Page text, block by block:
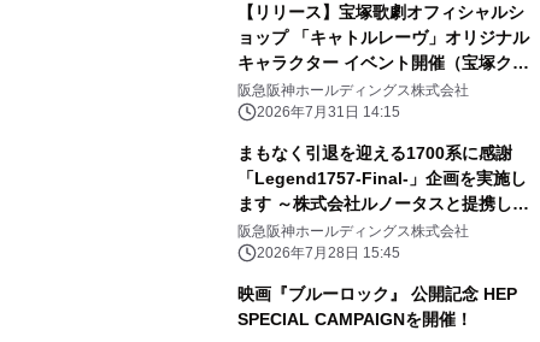
【リリース】宝塚歌劇オフィシャルシ
ョップ 「キャトルレーヴ」オリジナル
キャラクター イベント開催（宝塚クリ
エイティブアーツ）
阪急阪神ホールディングス株式会社
2026年7月31日 14:15
まもなく引退を迎える1700系に感謝
「Legend1757-Final-」企画を実施し
ます ～株式会社ルノータスと提携し
「Legend1757記念腕時計」を発売し
ます～
阪急阪神ホールディングス株式会社
2026年7月28日 15:45
映画『ブルーロック』 公開記念 HEP
SPECIAL CAMPAIGNを開催！